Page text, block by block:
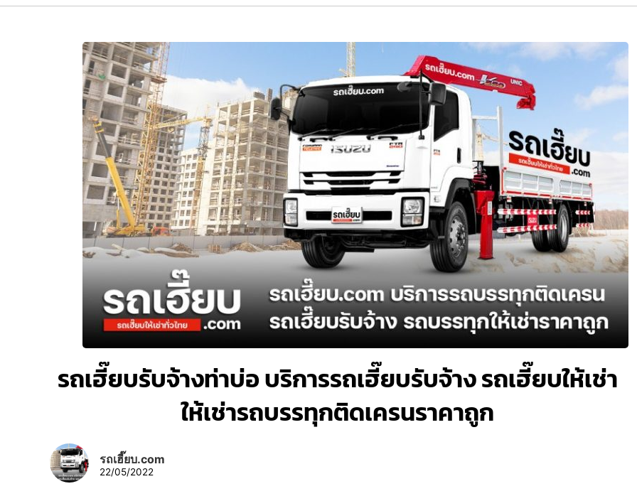
รถเฮี๊ยบรับจ้างท่าบ่อ บริการรถเฮี๊ยบรับจ้าง รถเฮี๊ยบให้เช่า
ให้เช่ารถบรรทุกติดเครนราคาถูก
รถเฮี๊ยบ.com
22/05/2022